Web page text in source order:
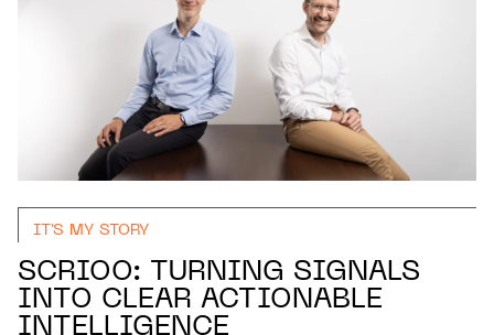
IT'S MY STORY
SCRIOO: TURNING SIGNALS
INTO CLEAR ACTIONABLE
INTELLIGENCE